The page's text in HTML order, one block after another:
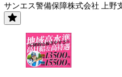
サンエス警備保障株式会社 上野